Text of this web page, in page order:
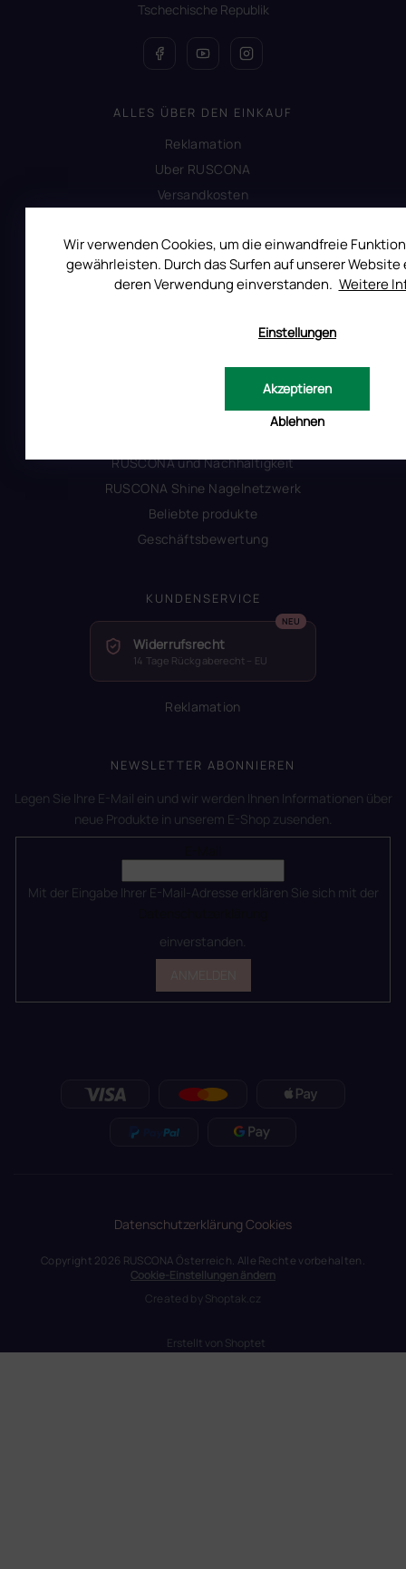
Wir verwenden Cookies, um die einwandfreie
gewährleisten. Durch das Surfen auf unserer Website
deren Verwendung einverstanden. Weitere
Einstellungen
Ablehnen
Akzeptieren
Tschechische Republik
ALLES ÜBER DEN EINKAUF
Reklamation
Uber RUSCONA
Versandkosten
Datenschutzerklärung
Produktsicherheit
INFORMATIONEN FÜR SIE
Alles zum Verbot von TPO
RUSCONA und Nachhaltigkeit
RUSCONA Shine Nagelnetzwerk
Beliebte produkte
Geschäftsbewertung
KUNDENSERVICE
Widerrufsrecht
14 Tage Rückgaberecht – EU
Reklamation
NEWSLETTER ABONNIEREN
Legen Sie Ihre E-Mail ein und wir werden Ihnen Informationen über
neue Produkte in unserem E-Shop zusenden.
Mit der Eingabe Ihrer E-Mail-Adresse erklären Sie sich mit der
einverstanden.
DatenschutzerklärungCookies
Erstellt von Shoptet
Copyright 2026 RUSCONA Österreich. Alle Rechte vorbehalten.
Cookie-Einstellungen ändern
Created byShoptak.cz